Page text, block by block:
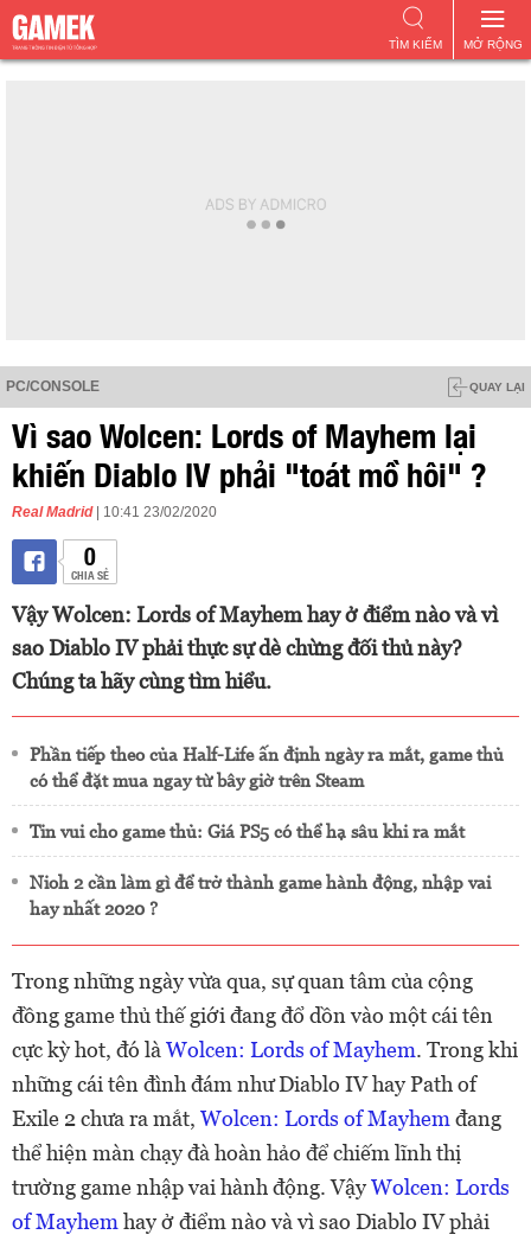
MỞ RỘNG
TÌM KIẾM
PC/CONSOLE QUAY LẠI
Vì sao Wolcen: Lords of Mayhem lại
khiến Diablo IV phải "toát mồ hôi" ?
Real Madrid | 10:41 23/02/2020
0
CHIA SẺ
Vậy Wolcen: Lords of Mayhem hay ở điểm nào và vì
sao Diablo IV phải thực sự dè chừng đối thủ này?
Chúng ta hãy cùng tìm hiểu.
Phần tiếp theo của Half-Life ấn định ngày ra mắt, game thủ
có thể đặt mua ngay từ bây giờ trên Steam
Tin vui cho game thủ: Giá PS5 có thể hạ sâu khi ra mắt
Nioh 2 cần làm gì để trở thành game hành động, nhập vai
hay nhất 2020 ?
Trong những ngày vừa qua, sự quan tâm của cộng
đồng game thủ thế giới đang đổ dồn vào một cái tên
cực kỳ hot, đó là Wolcen: Lords of Mayhem. Trong khi
những cái tên đình đám như Diablo IV hay Path of
Exile 2 chưa ra mắt, Wolcen: Lords of Mayhem đang
thể hiện màn chạy đà hoàn hảo để chiếm lĩnh thị
trường game nhập vai hành động. VậyWolcen: Lords
of Mayhem hay ở điểm nào và vì sao Diablo IV phải